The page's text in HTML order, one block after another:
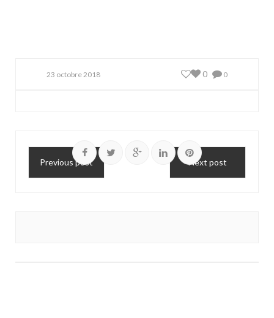
23 octobre 2018 0
0
Previous post Next post